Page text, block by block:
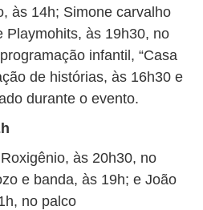
às 14h; Simone carvalho
Playmohits, às 19h30, no
infantil, “Casa
de histórias, às 16h30 e
durante o evento.
às 20h30, no
e banda, às 19h; e João
no palco